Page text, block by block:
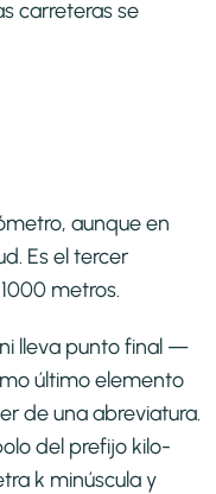
carreteras se
aunque en
Es el tercer
metros.
lleva punto final —
último elemento
de una abreviatura.
del prefijo kilo-
k minúscula y